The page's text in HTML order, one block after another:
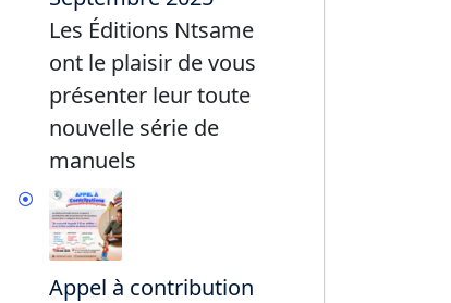
Les Éditions Ntsame
ont le plaisir de vous
présenter leur toute
nouvelle série de
manuels
Appel à contribution